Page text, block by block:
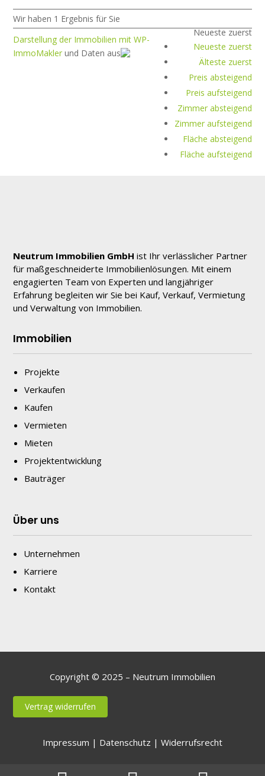
Wir haben 1 Ergebnis für Sie
Neueste zuerst
Neueste zuerst
Älteste zuerst
Preis absteigend
Preis aufsteigend
Zimmer absteigend
Zimmer aufsteigend
Fläche absteigend
Fläche aufsteigend
Darstellung der Immobilien mit WP-
ImmoMakler und Daten aus
Neutrum Immobilien GmbH ist Ihr verlässlicher Partner
für maßgeschneiderte Immobilienlösungen. Mit einem
engagierten Team von Experten und langjähriger
Erfahrung begleiten wir Sie bei Kauf, Verkauf, Vermietung
und Verwaltung von Immobilien.
Immobilien
Projekte
Verkaufen
Kaufen
Vermieten
Mieten
Projektentwicklung
Bauträger
Über uns
Unternehmen
Karriere
Kontakt
Copyright © 2025 – Neutrum Immobilien
Vertrag widerrufen
Impressum | Datenschutz | Widerrufsrecht